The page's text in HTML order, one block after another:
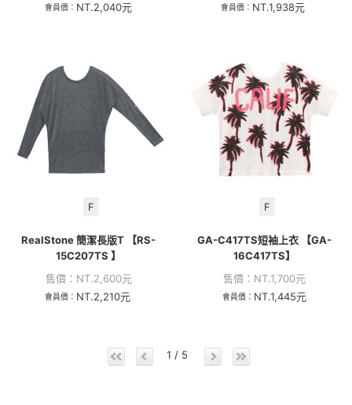
會員價： NT.2,040元 會員價： NT.1,938元
F
RealStone 簡潔長版T 【RS-
15C207TS 】
售價： NT.2,600元
會員價： NT.2,210元
F
GA-C417TS短袖上衣 【GA-
16C417TS】
售價： NT.1,700元
會員價： NT.1,445元
1 / 5